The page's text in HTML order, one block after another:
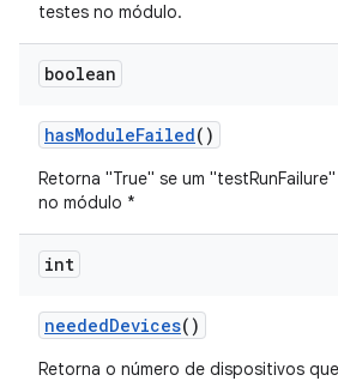
testes no módulo.
boolean
hasModuleFailed()
Retorna "True" se um
no módulo *
int
neededDevices()
Retorna o número de dispositivos